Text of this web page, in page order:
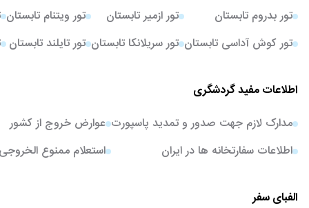
تور بدروم تابستان
تور کوش آداسی تابستان
تور ازمیر تابستان
تور سریلانکا تابستان
تور ویتنام تابستان
تور تایلند تابستان
اطلاعات مفید گردشگری
مدارک لازم جهت صدور و تمدید پاسپورت
اطلاعات سفارتخانه ها در ایران
عوارض خروج از کشور
استعلام ممنوع
الفبای سفر